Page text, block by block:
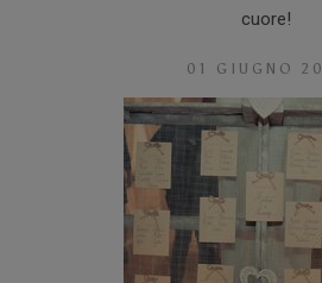
cuore!
01 GIUGNO